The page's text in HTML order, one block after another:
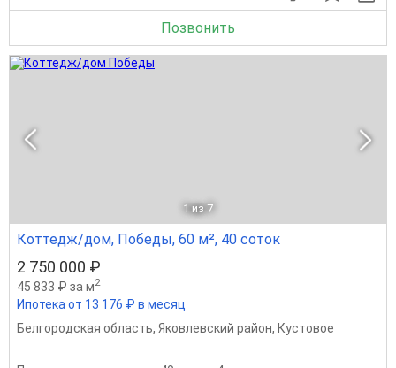
Позвонить
1 из 7
Коттедж/дом, Победы, 60 м², 40 соток
2 750 000 ₽
45 833 ₽ за м2
Ипотека от 13 176 ₽ в месяц
Белгородская область, Яковлевский район, Кустовое